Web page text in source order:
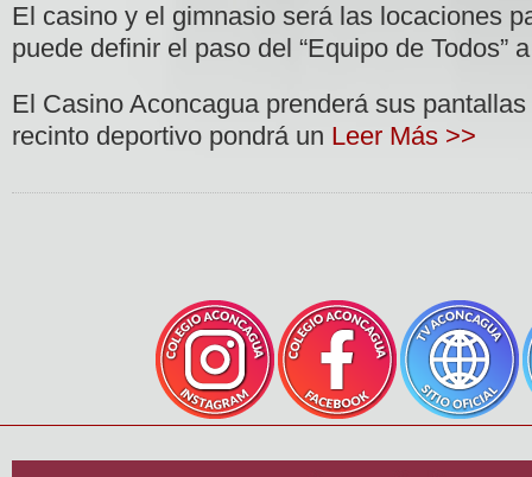
El casino y el gimnasio será las locaciones
puede definir el paso del “Equipo de Todos”
El Casino Aconcagua prenderá sus
recinto deportivo pondrá un Leer Más >>